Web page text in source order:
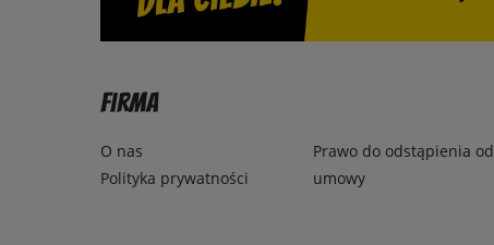
Firma
O nas
Polityka prywatności
Prawo do odstąpienia od
umowy